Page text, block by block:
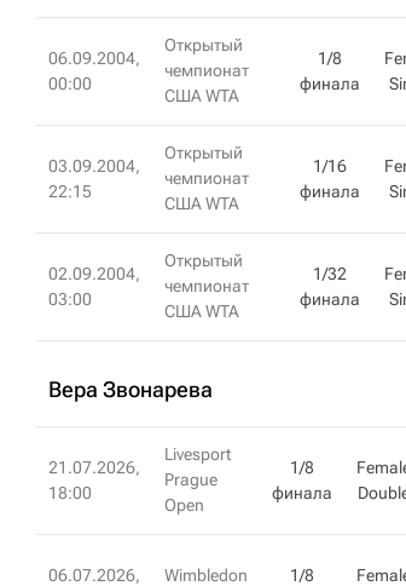
06.09.2004,
00:00
Открытый
чемпионат
США WTA
1/8
финала
03.09.2004,
22:15
Открытый
чемпионат
США WTA
1/16
финала
02.09.2004,
03:00
Открытый
чемпионат
США WTA
1/32
финала
Вера Звонарева
21.07.2026,
18:00
Livesport
Prague
Open
1/8
финала
06.07.2026,
Wimbledon
1/8